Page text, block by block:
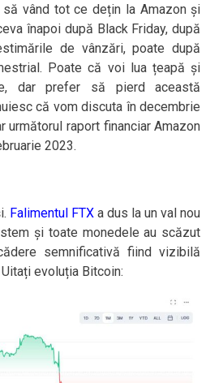
vând tot ce dețin la Amazon și
înapoi după Black Friday, după
de vânzări, poate după
Poate că voi lua țeapă și
dar prefer să pierd această
că vom discuta în decembrie
următorul raport financiar Amazon
2023.
Falimentul FTXa dus la un val nou
și toate monedele au scăzut
semnificativă fiind vizibilă
evoluția Bitcoin: